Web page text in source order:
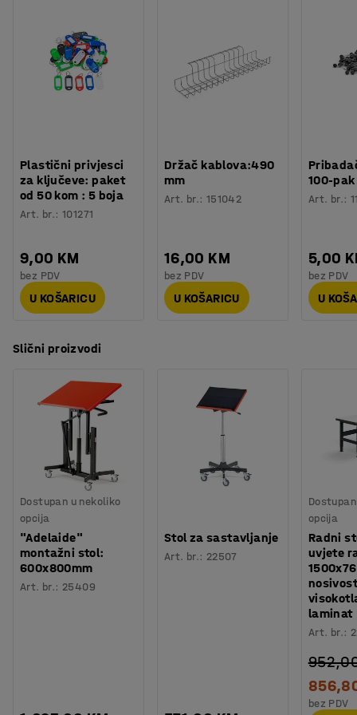
Plastični privjesci
za ključeve: paket
od 50 kom : 5 boja
Art. br.:101271
9,00 KM
bez PDV
U KOŠARICU
Držač kablova:490
mm
Art. br.: 151042
16,00 KM
bez PDV
U KOŠARICU
100-pak
Art. br.:
5,00
bez PDV
U
Slični proizvodi
Dostupan u nekoliko
opcija
"Adelaide"
montažni stol:
600x800mm
Art. br.: 25409
Stol za sastavljanje
Art. br.: 22507
opcija
Radni
uvjete
laminat
Art. br.:
bez PDV